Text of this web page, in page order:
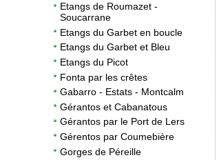
Etangs de Roumazet -
Soucarrane
Etangs du Garbet en boucle
Etangs du Garbet et Bleu
Etangs du Picot
Fonta par les crêtes
Gabarro - Estats - Montcalm
Gérantos et Cabanatous
Gérantos par le Port de Lers
Gérentos par Coumebière
Gorges de Péreille